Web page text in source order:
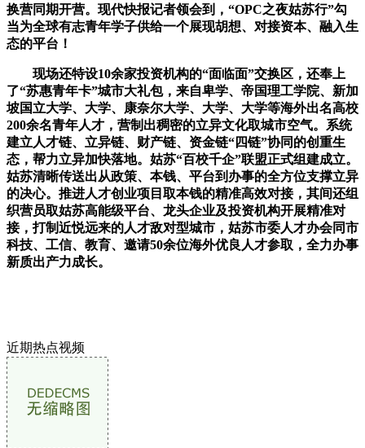
换营同期开营。现代快报记者领会到，“OPC之夜姑苏行”勾
当为全球有志青年学子供给一个展现胡想、对接资本、融入生
态的平台！
现场还特设10余家投资机构的“面临面”交换区，还奉上
了“苏惠青年卡”城市大礼包，来自卑学、帝国理工学院、新加
坡国立大学、大学、康奈尔大学、大学、大学等海外出名高校
200余名青年人才，营制出稠密的立异文化取城市空气。系统
建立人才链、立异链、财产链、资金链“四链”协同的创重生
态，帮力立异加快落地。姑苏“百校千企”联盟正式组建成立。
姑苏清晰传送出从政策、本钱、平台到办事的全方位支撑立异
的决心。推进人才创业项目取本钱的精准高效对接，其间还组
织营员取姑苏高能级平台、龙头企业及投资机构开展精准对
接，打制近悦远来的人才敌对型城市，姑苏市委人才办会同市
科技、工信、教育、邀请50余位海外优良人才参取，全力办事
新质出产力成长。
近期热点视频